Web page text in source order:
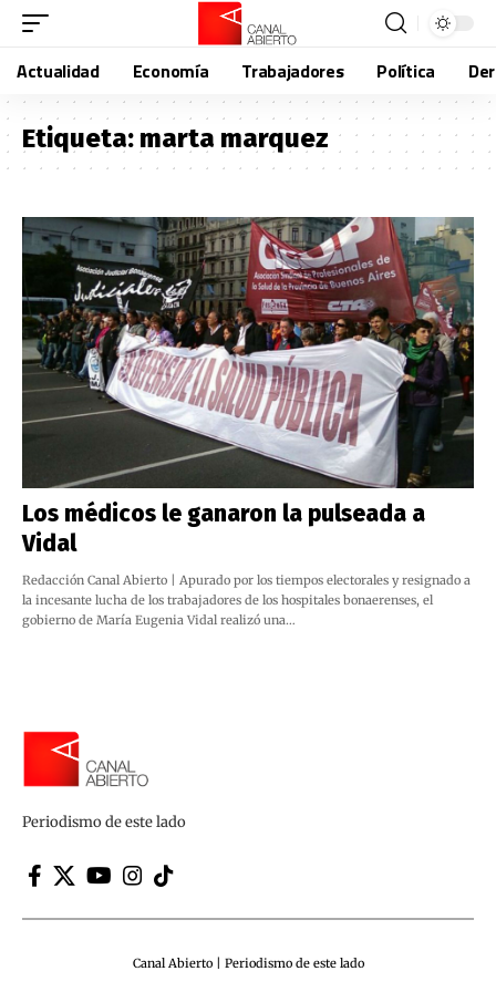
Actualidad Economía Trabajadores Política
Etiqueta:marta marquez
Los médicos le ganaron la pulseada a
Vidal
Redacción Canal Abierto | Apurado por los tiempos electorales y resignado a
la incesante lucha de los trabajadores de los hospitales bonaerenses, el
gobierno de María Eugenia Vidal realizó una…
Periodismo de este lado
Canal Abierto | Periodismo de este lado